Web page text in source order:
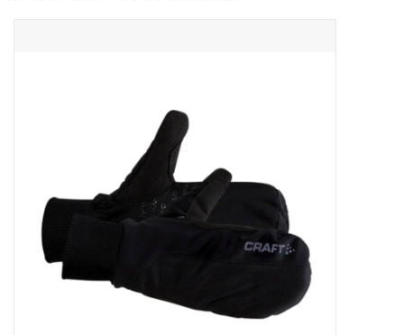
MAILLOTS DE BAIN
Marques